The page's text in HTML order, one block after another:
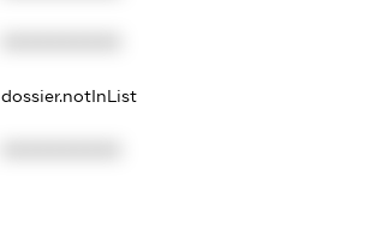
dossier.notInList